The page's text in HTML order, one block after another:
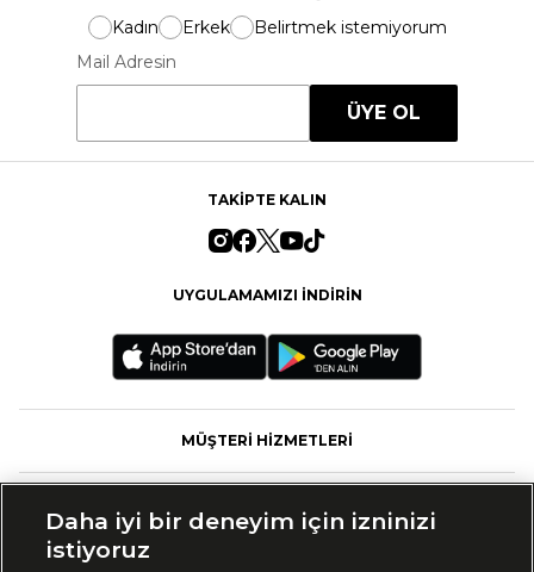
Kadın Erkek
Belirtmek istemiyorum
Mail Adresin
ÜYE OL
TAKİPTE KALIN
UYGULAMAMIZI İNDİRİN
MÜŞTERİ HİZMETLERİ
Daha iyi bir deneyim için izninizi
istiyoruz